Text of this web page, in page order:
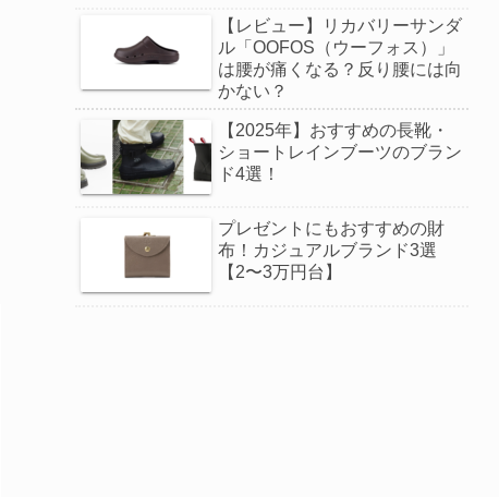
【レビュー】リカバリーサンダ
ル「OOFOS（ウーフォス）」
は腰が痛くなる？反り腰には向
かない？
【2025年】おすすめの長靴・
ショートレインブーツのブラン
ド4選！
プレゼントにもおすすめの財
布！カジュアルブランド3選
【2〜3万円台】